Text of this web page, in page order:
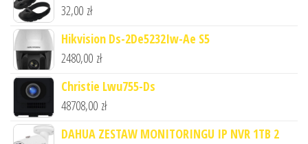
32,00 zł
Hikvision Ds-2De5232Iw-Ae S5
2480,00 zł
Christie Lwu755-Ds
48708,00 zł
DAHUA ZESTAW MONITORINGU IP NVR 1TB 2